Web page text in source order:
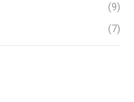
(9)
(7)